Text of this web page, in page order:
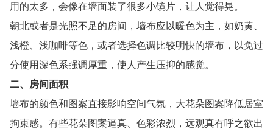
用的太多，会像在墙面装了很多小镜片，让人觉得晃。
朝北或者是光照不足的房间，墙布应以暖色为主，如奶黄、
浅橙、浅咖啡等色，或者选择色调比较明快的墙布，以免过
分使用深色系强调厚重，使人产生压抑的感觉。
二、房间面积
墙布的颜色和图案直接影响空间气氛，大花朵图案降低居室
拘束感。有些花朵图案逼真、色彩浓烈，远观真有呼之欲出